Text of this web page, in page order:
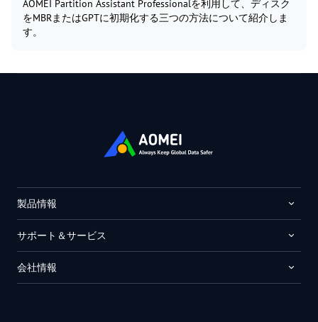
AOMEI Partition Assistant Professionalを利用して、ディスク
をMBRまたはGPTに初期化する三つの方法について紹介しま
す。
製品情報
サポート＆サービス
会社情報